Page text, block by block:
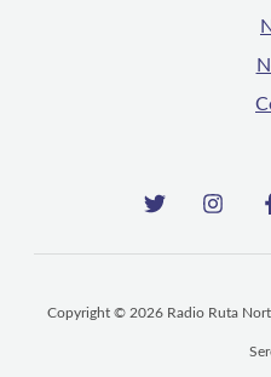
Copyright © 2026 Radio Ruta